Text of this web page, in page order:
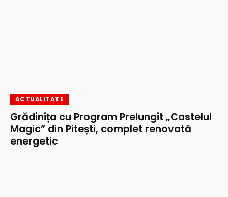
ACTUALITATE
Grădinița cu Program Prelungit „Castelul
Magic” din Pitești, complet renovată
energetic